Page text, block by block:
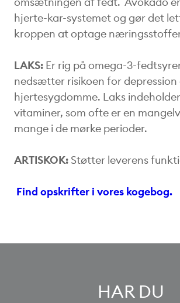
hjerte-kar-systemet og gør det
kroppen at optage
LAKS: Er rig på omega-3-
nedsætter risikoen for depression
hjertesygdomme. Laks
vitaminer, som ofte er en
mange i de mørke perioder.
ARTISKOK: Støtter leverens
Find opskrifter i vores kogebog.
HAR DU